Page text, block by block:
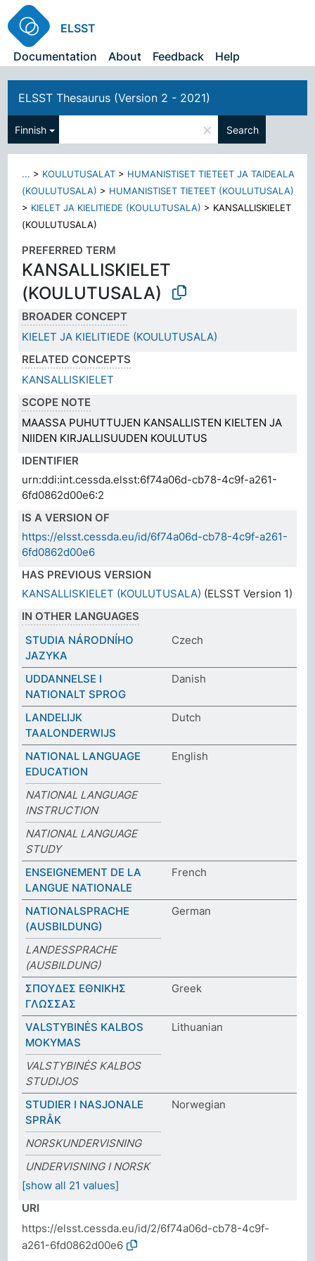
ELSST
Documentation
About Feedback Help
ELSST Thesaurus (Version 2 - 2021)
Finnish × Search
... > KOULUTUSALAT > HUMANISTISET TIETEET JA TAIDEALA
(KOULUTUSALA) > HUMANISTISET TIETEET (KOULUTUSALA)
> KIELET JA KIELITIEDE (KOULUTUSALA) > KANSALLISKIELET
(KOULUTUSALA)
PREFERRED TERM
KANSALLISKIELET
(KOULUTUSALA)
BROADER CONCEPT
KIELET JA KIELITIEDE (KOULUTUSALA)
RELATED CONCEPTS
KANSALLISKIELET
SCOPE NOTE
MAASSA PUHUTTUJEN KANSALLISTEN KIELTEN JA
NIIDEN KIRJALLISUUDEN KOULUTUS
IDENTIFIER
urn:ddi:int.cessda.elsst:6f74a06d-cb78-4c9f-a261-
6fd0862d00e6:2
IS A VERSION OF
https://elsst.cessda.eu/id/6f74a06d-cb78-4c9f-a261-
6fd0862d00e6
HAS PREVIOUS VERSION
KANSALLISKIELET (KOULUTUSALA) (ELSST Version 1)
IN OTHER LANGUAGES
STUDIA NÁRODNÍHO
JAZYKA
Czech
UDDANNELSE I
NATIONALT SPROG
Danish
LANDELIJK
TAALONDERWIJS
Dutch
NATIONAL LANGUAGE
EDUCATION
English
NATIONAL LANGUAGE
INSTRUCTION
NATIONAL LANGUAGE
STUDY
ENSEIGNEMENT DE LA
LANGUE NATIONALE
French
NATIONALSPRACHE
(AUSBILDUNG)
German
LANDESSPRACHE
(AUSBILDUNG)
ΣΠΟΥΔΕΣ ΕΘΝΙΚΗΣ
ΓΛΩΣΣΑΣ
Greek
VALSTYBINĖS KALBOS
MOKYMAS
Lithuanian
VALSTYBINĖS KALBOS
STUDIJOS
STUDIER I NASJONALE
SPRÅK
Norwegian
NORSKUNDERVISNING
UNDERVISNING I NORSK
[show all 21 values]
URI
https://elsst.cessda.eu/id/2/6f74a06d-cb78-4c9f-
a261-6fd0862d00e6